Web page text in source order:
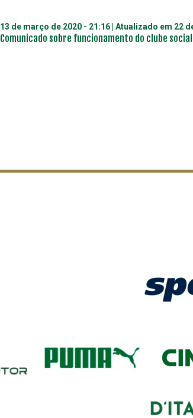
13 de março de 2020 - 21:16 | Atualizado em 22
Comunicado sobre funcionamento do clube social